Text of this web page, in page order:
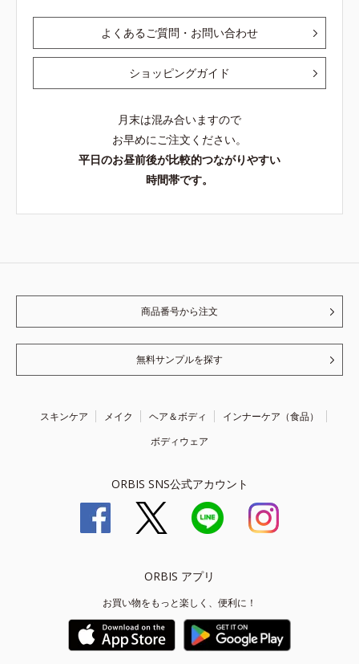
よくあるご質問・お問い合わせ
ショッピングガイド
月末は混み合いますので
お早めにご注文ください。
平日のお昼前後が比較的つながりやすい
時間帯です。
商品番号から注文
無料サンプルを探す
スキンケア メイク ヘア＆ボディ
インナーケア（食品）
ボディウェア
ORBIS SNS公式アカウント
ORBIS アプリ
お買い物をもっと楽しく、便利に！